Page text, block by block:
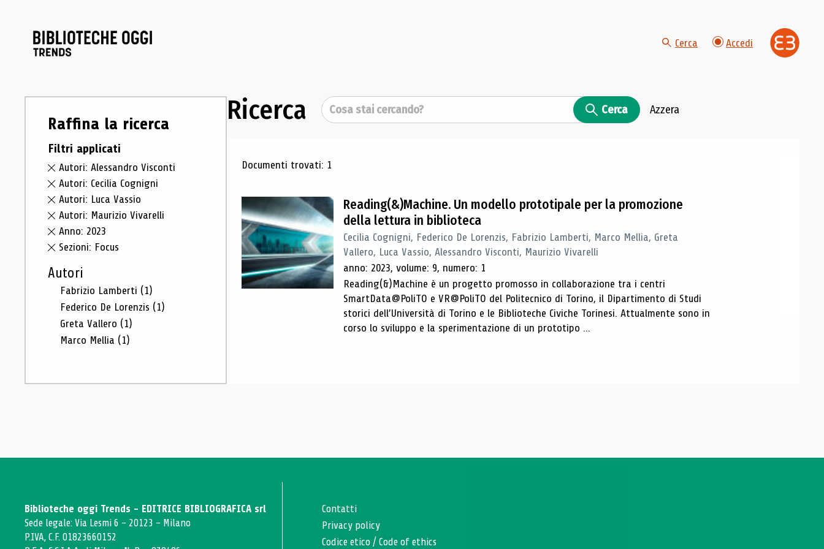
Cerca Accedi
Raffina la ricerca
Filtri applicati
Autori: Alessandro Visconti
Autori: Cecilia Cognigni
Autori: Luca Vassio
Autori: Maurizio Vivarelli
Anno: 2023
Sezioni: Focus
Autori
Fabrizio Lamberti (1)
Federico De Lorenzis (1)
Greta Vallero (1)
Marco Mellia (1)
Ricerca Cerca Cerca Azzera
Risultati di ricerca
Documenti trovati: 1
Reading(&)Machine. Un modello prototipale per la promozione
della lettura in biblioteca
Cecilia Cognigni, Federico De Lorenzis, Fabrizio Lamberti, Marco Mellia, Greta
Vallero, Luca Vassio, Alessandro Visconti, Maurizio Vivarelli
anno: 2023, volume: 9, numero: 1
Reading(&)Machine è un progetto promosso in collaborazione tra i centri
SmartData@PoliTO e VR@PoliTO del Politecnico di Torino, il Dipartimento di Studi
storici dell’Università di Torino e le Biblioteche Civiche Torinesi. Attualmente sono in
corso lo sviluppo e la sperimentazione di un prototipo ...
Biblioteche oggi Trends - EDITRICE BIBLIOGRAFICA srl
Sede legale: Via Lesmi 6 - 20123 - Milano
P.IVA, C.F. 01823660152
Contatti
Privacy policy
Codice etico /Code of ethics